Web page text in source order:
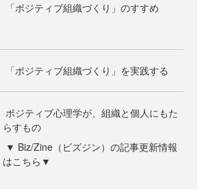
「ポジティブ組織づくり」のすすめ
「ポジティブ組織づくり」を実践する
ポジティブ心理学が、組織と個人にもた
らすもの
▼ Biz/Zine（ビズジン）の記事更新情報
はこちら▼